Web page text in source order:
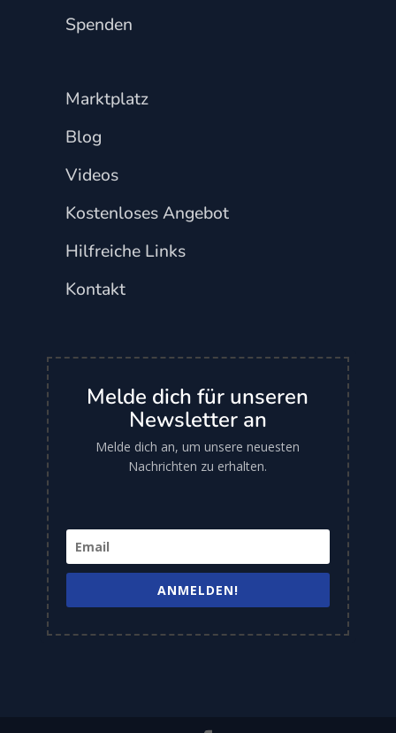
Spenden
Marktplatz
Blog
Videos
Kostenloses Angebot
Hilfreiche Links
Kontakt
Melde dich für unseren
Newsletter an
Melde dich an, um unsere neuesten
Nachrichten zu erhalten.
ANMELDEN!